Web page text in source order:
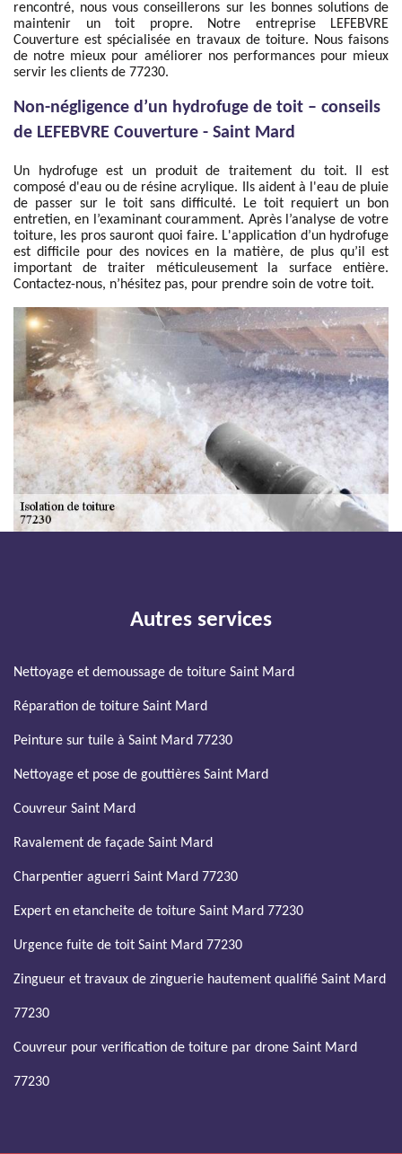
rencontré, nous vous conseillerons sur les bonnes solutions de
maintenir un toit propre. Notre entreprise LEFEBVRE
Couverture est spécialisée en travaux de toiture. Nous faisons
de notre mieux pour améliorer nos performances pour mieux
servir les clients de 77230.
Non-négligence d’un hydrofuge de toit – conseils
de LEFEBVRE Couverture - Saint Mard
Un hydrofuge est un produit de traitement du toit. Il est
composé d'eau ou de résine acrylique. Ils aident à l'eau de pluie
de passer sur le toit sans difficulté. Le toit requiert un bon
entretien, en l’examinant couramment. Après l’analyse de votre
toiture, les pros sauront quoi faire. L'application d’un hydrofuge
est difficile pour des novices en la matière, de plus qu’il est
important de traiter méticuleusement la surface entière.
Contactez-nous, n’hésitez pas, pour prendre soin de votre toit.
Autres services
Nettoyage et demoussage de toiture Saint Mard
Réparation de toiture Saint Mard
Peinture sur tuile à Saint Mard 77230
Nettoyage et pose de gouttières Saint Mard
Couvreur Saint Mard
Ravalement de façade Saint Mard
Charpentier aguerri Saint Mard 77230
Expert en etancheite de toiture Saint Mard 77230
Urgence fuite de toit Saint Mard 77230
Zingueur et travaux de zinguerie hautement qualifié Saint Mard
77230
Couvreur pour verification de toiture par drone Saint Mard
77230